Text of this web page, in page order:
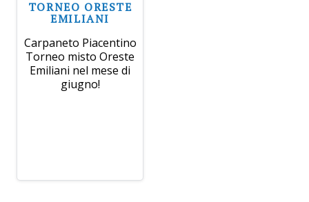
TORNEO ORESTE
EMILIANI
Carpaneto Piacentino
Torneo misto Oreste
Emiliani nel mese di
giugno!